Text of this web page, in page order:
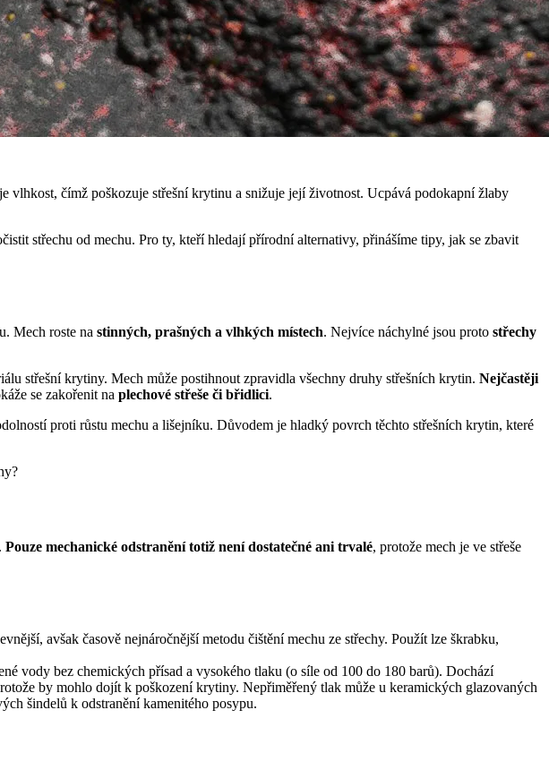
vlhkost, čímž poškozuje střešní krytinu a snižuje její životnost. Ucpává podokapní žlaby
střechu od mechu. Pro ty, kteří hledají přírodní alternativy, přinášíme tipy, jak se zbavit
Mech roste na stinných, prašných a vlhkých místech. Nejvíce náchylné jsou proto střechy
střešní krytiny. Mech může postihnout zpravidla všechny druhy střešních krytin. Nejčastěji
se zakořenit na plechové střeše či břidlici.
proti růstu mechu a lišejníku. Důvodem je hladký povrch těchto střešních krytin, které
Pouze mechanické odstranění totiž není dostatečné ani trvalé, protože mech je ve střeše
avšak časově nejnáročnější metodu čištění mechu ze střechy. Použít lze škrabku,
vody bez chemických přísad a vysokého tlaku (o síle od 100 do 180 barů). Dochází
by mohlo dojít k poškození krytiny. Nepřiměřený tlak může u keramických glazovaných
šindelů k odstranění kamenitého posypu.